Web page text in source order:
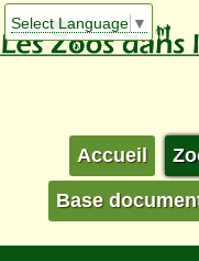
Select Language ▼
Accueil
Base